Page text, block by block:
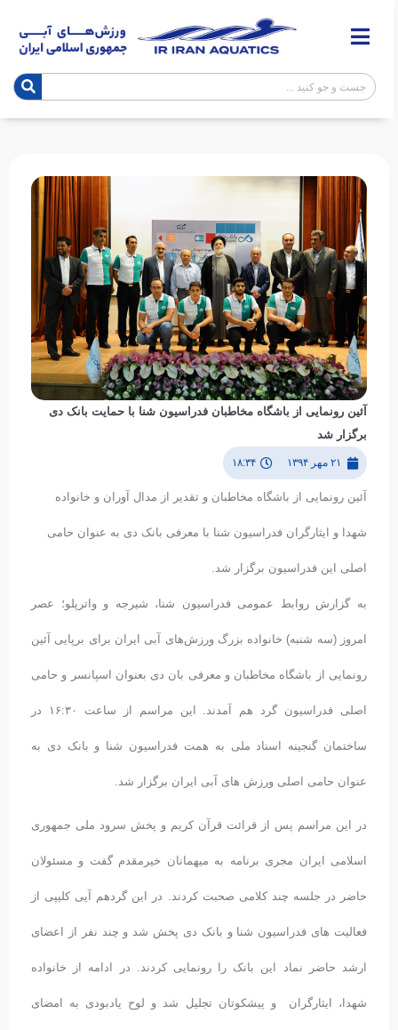
آئین رونمایی از باشگاه مخاطبان فدراسیون شنا با حمایت بانک دی
برگزار شد
۲۱ مهر ۱۳۹۴ ۱۸:۳۴
آئین رونمایی از باشگاه مخاطبان و تقدیر از مدال آوران و خانواده
شهدا و ایثارگران فدراسیون شنا با معرفی بانک دی به عنوان حامی
اصلی این فدراسیون برگزار شد.
به گزارش روابط عمومی فدراسیون شنا، شیرجه و واترپلو؛ عصر
امروز (سه شنبه) خانواده بزرگ ورزش‌های آبی ایران برای برپایی آئین
رونمایی از باشگاه مخاطبان و معرفی بان دی بعنوان اسپانسر و حامی
اصلی فدراسیون گرد هم آمدند. این مراسم از ساعت ۱۶:۳۰ در
ساختمان گنجینه اسناد ملی به همت فدراسیون شنا و بانک دی به
عنوان حامی اصلی ورزش های آبی ایران برگزار شد.
در این مراسم پس از قرائت قرآن کریم و پخش سرود ملی جمهوری
اسلامی ایران مجری برنامه به میهمانان خیرمقدم گفت و مسئولان
حاضر در جلسه چند کلامی صحبت کردند. در این گردهم آیی کلیپی از
فعالیت های فدراسیون شنا و بانک دی پخش شد و چند نفر از اعضای
ارشد حاضر نماد این بانک را رونمایی کردند. در ادامه از خانواده
شهدا، ایثارگران و پیشکوتان تجلیل شد و لوح یادبودی به امضای